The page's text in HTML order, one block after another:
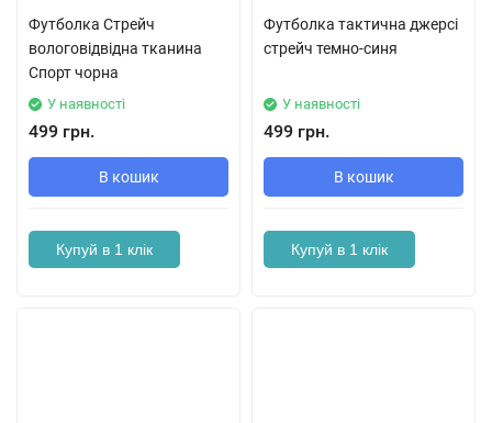
Футболка Стрейч
вологовідвідна тканина
Спорт чорна
У наявності
499 грн.
В кошик
Купуй в 1 клік
Футболка тактична джерсі
стрейч темно-синя
У наявності
499 грн.
В кошик
Купуй в 1 клік